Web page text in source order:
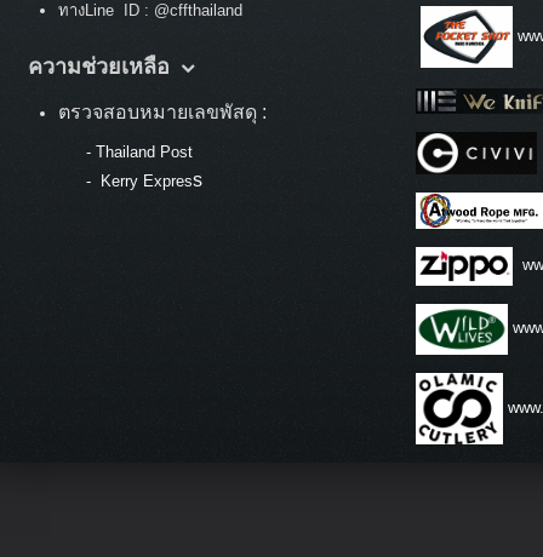
ทางLine ID : @cffthailand
ความช่วยเหลือ
ตรวจสอบหมายเลขพัสดุ :
- Thailand Post
-
Kerry Express